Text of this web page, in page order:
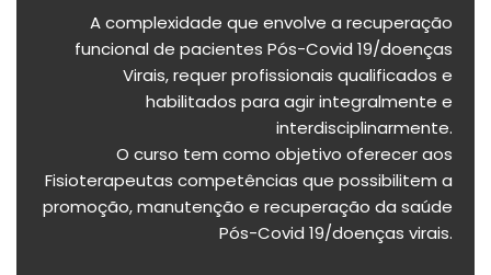
A complexidade que envolve a recuperação
funcional de pacientes Pós-Covid 19/doenças
Virais, requer profissionais qualificados e
habilitados para agir integralmente e
interdisciplinarmente.
O curso tem como objetivo oferecer aos
Fisioterapeutas competências que possibilitem a
promoção, manutenção e recuperação da saúde
Pós-Covid 19/doenças virais.